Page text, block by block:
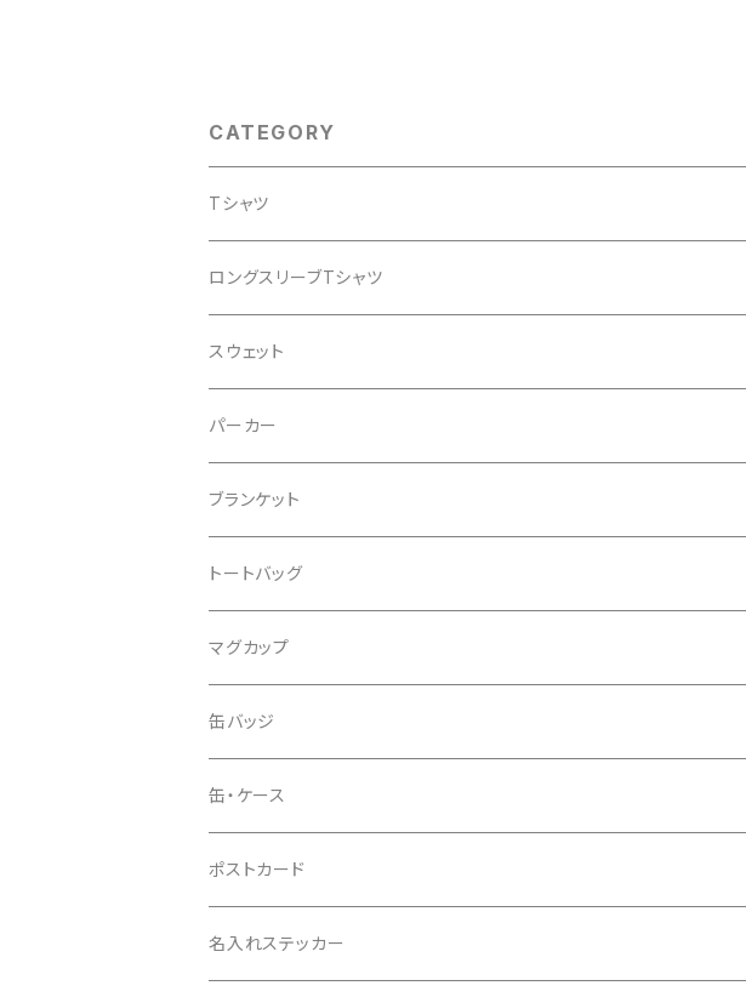
CATEGORY
Tシャツ
ロングスリーブTシャツ
スウェット
パーカー
ブランケット
トートバッグ
マグカップ
おすわりダックス
缶バッジ
おすわりダックス
缶・ケース
おやつ缶
ポストカード
名入れステッカー